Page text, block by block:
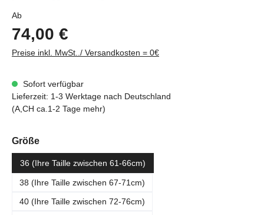
AbRegulärer Preis:
74,00 €
Preise inkl. MwSt../ Versandkosten = 0€
Sofort verfügbar
Lieferzeit: 1-3 Werktage nach Deutschland
(A,CH ca.1-2 Tage mehr)
Größeauswählen
36 (Ihre Taille zwischen 61-66cm)
38 (Ihre Taille zwischen 67-71cm)
40 (Ihre Taille zwischen 72-76cm)